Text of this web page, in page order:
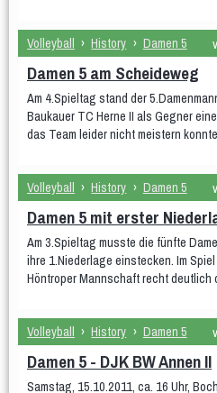
Volleyball › History › Damen 5
Damen 5 am Scheideweg
Am 4.Spieltag stand der
Baukauer TC Herne II als Gegner
das Team leider nicht meistern
Volleyball › History › Damen 5
Damen 5 mit erster
Am 3.Spieltag musste die fünfte
ihre 1.Niederlage einstecken. Im
Höntroper Mannschaft recht deutlich
Volleyball › History › Damen 5
Damen 5 - DJK BW Annen II
Samstag, 15.10.2011, ca. 16 Uhr,